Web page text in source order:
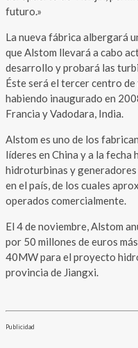
futuro.»
La nueva fábrica albergará
que Alstom llevará a cabo
desarrollo y probará las
Éste será el tercer centro
habiendo inaugurado en
Francia y Vadodara, India.
Alstom es uno de los
líderes en China y a la
hidroturbinas y
en el país, de los cuales
operados comercialmente.
El 4 de noviembre, Alstom
por 50 millones de euros
40MW para el proyecto
provincia de Jiangxi.
Publicidad